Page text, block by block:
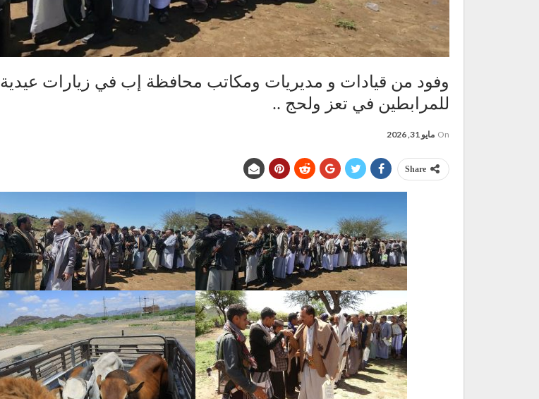
وفود من قيادات و مديريات ومكاتب محافظة إب في زيارات عيدية
للمرابطين في تعز ولحج ..
On مايو 31, 2026
Share